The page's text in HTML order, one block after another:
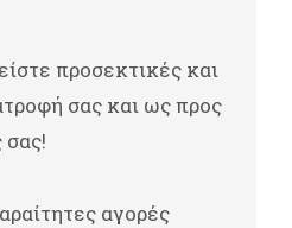
προσεκτικές και
σας και ως προς
αγορές